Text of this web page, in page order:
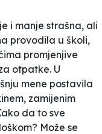
i manje strašna, ali
provodila u školi,
promjenjive
otpatke. U
mene postavila
zamijenim
da to sve
Može se